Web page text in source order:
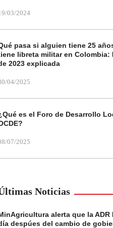
03/2024
pasa si alguien tiene 25
libreta militar en Colombia:
2023 explicada
04/2025
es el Foro de Desarrollo
07/2025
Noticias
alerta que la ADR
despúes del cambio de